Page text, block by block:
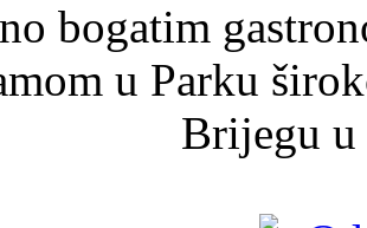
bogatim
u Parku
Brijegu u